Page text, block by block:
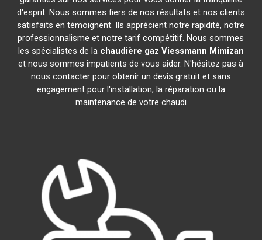
d'esprit. Nous sommes fiers de nos résultats et nos clients
satisfaits en témoignent. Ils apprécient notre rapidité, notre
professionnalisme et notre tarif compétitif. Nous sommes
les spécialistes de la chaudière gaz Viessmann Mimizan
et nous sommes impatients de vous aider. N'hésitez pas à
nous contacter pour obtenir un devis gratuit et sans
engagement pour l'installation, la réparation ou la
maintenance de votre chaudi